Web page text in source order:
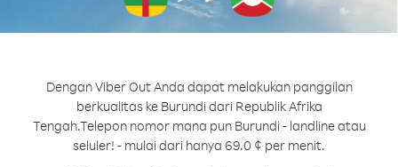
Dengan Viber Out Anda dapat melakukan panggilan
berkualitas ke Burundi dari Republik Afrika
Tengah.Telepon nomor mana pun Burundi - landline atau
seluler! - mulai dari hanya 69.0 ¢ per menit.